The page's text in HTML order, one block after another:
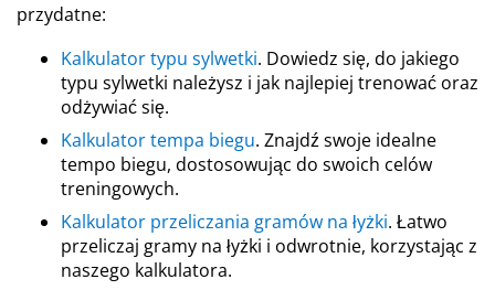
przydatne:
Kalkulator typu sylwetki. Dowiedz się, do jakiego
typu sylwetki należysz i jak najlepiej trenować oraz
odżywiać się.
Kalkulator tempa biegu. Znajdź swoje idealne
tempo biegu, dostosowując do swoich celów
treningowych.
Kalkulator przeliczania gramów na łyżki. Łatwo
przeliczaj gramy na łyżki i odwrotnie, korzystając z
naszego kalkulatora.